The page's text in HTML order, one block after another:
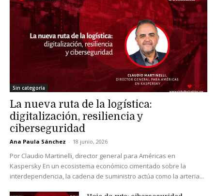
Sin categoría
La nueva ruta de la logística:
digitalización, resiliencia y
ciberseguridad
Ana Paula Sánchez - 18 junio, 2026
Por Claudio Martinelli, director general para Américas en
Kaspersky En un ecosistema económico cimentado sobre la
interdependencia, la cadena de suministro actúa como la arteria...